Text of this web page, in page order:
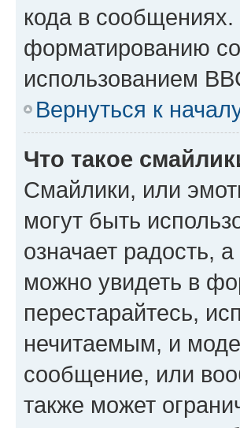
кода в
форматированию
использованием
Вернуться к
Что такое
Смайлики, или
могут быть
означает радость,
можно увидеть в
перестарайтесь,
нечитаемым, и
сообщение, или
также может